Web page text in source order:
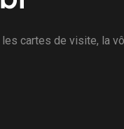
cartes de visite, la